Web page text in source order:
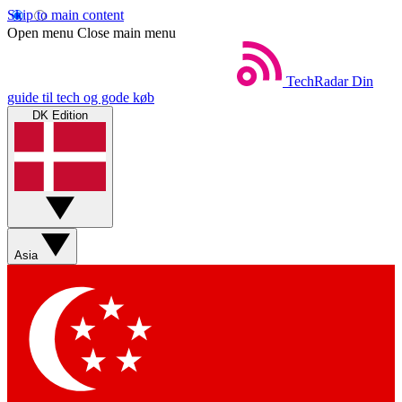
Skip to main content
Open menu Close main menu
TechRadar Din
guide til tech og gode køb
DK Edition
Asia